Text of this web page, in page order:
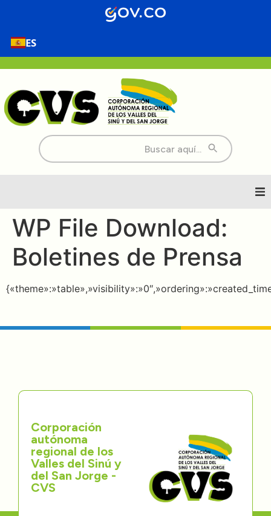
ES
Buscar:
Inicio
Nosotros
Directorios
Contáctenos
WP File Download:
Boletines de Prensa
Corporación
autónoma
regional de los
Valles del Sinú y
del San Jorge -
CVS